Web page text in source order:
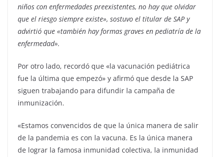
niños con enfermedades preexistentes, no hay que olvidar
que el riesgo siempre existe», sostuvo el titular de SAP y
advirtió que «también hay formas graves en pediatría de la
enfermedad».
Por otro lado, recordó que «la vacunación pediátrica
fue la última que empezó» y afirmó que desde la SAP
siguen trabajando para difundir la campaña de
inmunización.
«Estamos convencidos de que la única manera de salir
de la pandemia es con la vacuna. Es la única manera
de lograr la famosa inmunidad colectiva, la inmunidad